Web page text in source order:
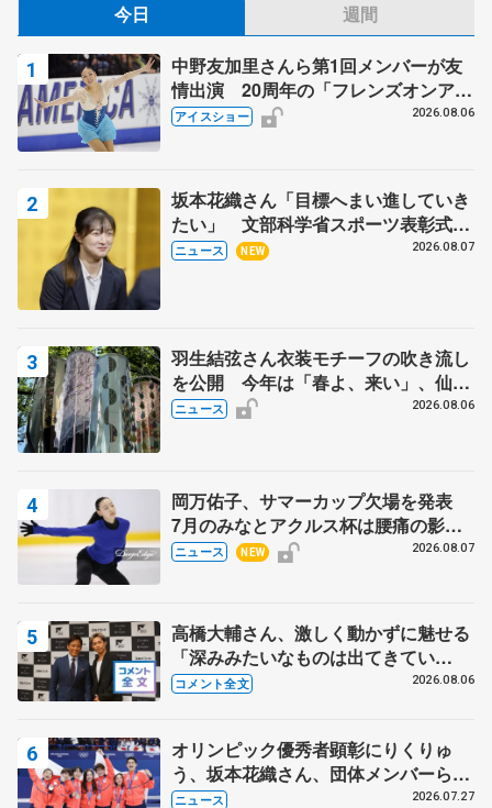
今日 週間
中野友加里さんら第1回メンバーが友
情出演 20周年の「フレンズオンアイ
ス」 宮本賢二さん、有川梨絵さん、
アイスショー 2026.08.06
坂本花織さん「目標へまい進していき
たい」 文部科学省スポーツ表彰式で
代表謝辞
ニュース NEW 2026.08.07
羽生結弦さん衣装モチーフの吹き流し
を公開 今年は「春よ、来い」、仙台
の瑞鳳殿
ニュース 2026.08.06
岡万佑子、サマーカップ欠場を発表
7月のみなとアクルス杯は腰痛の影響
で
ニュース NEW 2026.08.07
高橋大輔さん、激しく動かずに魅せる
「深みみたいなものは出てきてい
る？」 〝兄さん〟と慕うレジェンド
コメント全文 2026.08.06
オリンピック優秀者顕彰にりくりゅ
う、坂本花織さん、団体メンバーら
8月7日に文科省が表彰式、ブルーノ・
ニュース 2026.07.27